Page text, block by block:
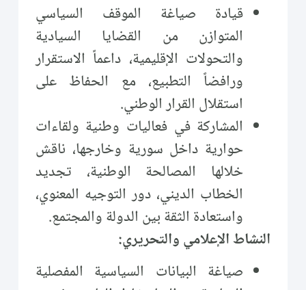
قيادة صياغة الموقف السياسي
المتوازن من القضايا السيادية
والتحولات الإقليمية، داعماً الاستقرار
ورافضاً التطبيع، مع الحفاظ على
استقلال القرار الوطني.
المشاركة في فعاليات وطنية ولقاءات
حوارية داخل سورية وخارجها، ناقش
خلالها المصالحة الوطنية، تجديد
الخطاب الديني، دور التوجيه المعنوي،
واستعادة الثقة بين الدولة والمجتمع.
النشاط الإعلامي والتحريري:
صياغة البيانات السياسية المفصلية